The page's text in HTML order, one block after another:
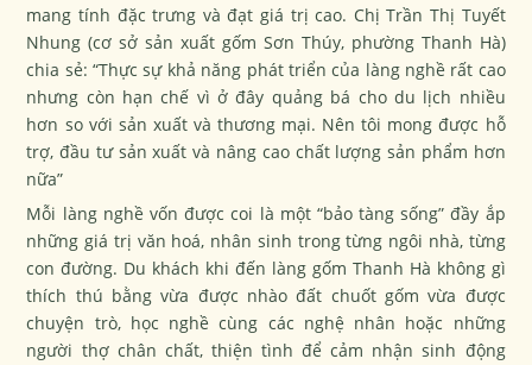
mang tính đặc trưng và đạt giá trị cao. Chị Trần Thị Tuyết
Nhung (cơ sở sản xuất gốm Sơn Thúy, phường Thanh Hà)
chia sẻ: “Thực sự khả năng phát triển của làng nghề rất cao
nhưng còn hạn chế vì ở đây quảng bá cho du lịch nhiều
hơn so với sản xuất và thương mại. Nên tôi mong được hỗ
trợ, đầu tư sản xuất và nâng cao chất lượng sản phẩm hơn
nữa”
Mỗi làng nghề vốn được coi là một “bảo tàng sống” đầy ắp
những giá trị văn hoá, nhân sinh trong từng ngôi nhà, từng
con đường. Du khách khi đến làng gốm Thanh Hà không gì
thích thú bằng vừa được nhào đất chuốt gốm vừa được
chuyện trò, học nghề cùng các nghệ nhân hoặc những
người thợ chân chất, thiện tình để cảm nhận sinh động